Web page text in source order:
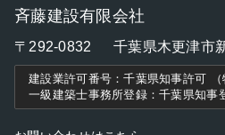
斉藤建設有限会社
〒292-0832 千葉県木更津市
建設業許可番号：千葉県知事許可
一級建築士事務所登録：千葉県知